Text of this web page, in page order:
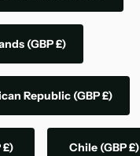
(GBP £)
Republic (GBP £)
£) Chile (GBP £)